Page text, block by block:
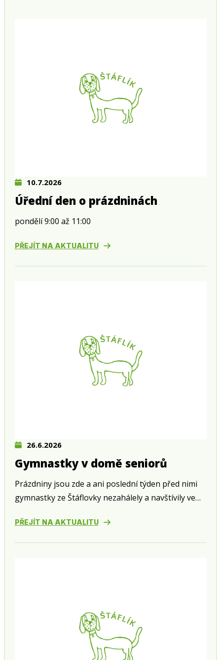
10.7.2026
Úřední den o prázdninách
pondělí 9:00 až 11:00
PŘEJÍT NA AKTUALITU
26.6.2026
Gymnastky v domě seniorů
Prázdniny jsou zde a ani poslední týden před nimi
gymnastky ze Štáflovky nezahálely a navštívily ve
v Husově ulici.
PŘEJÍT NA AKTUALITU